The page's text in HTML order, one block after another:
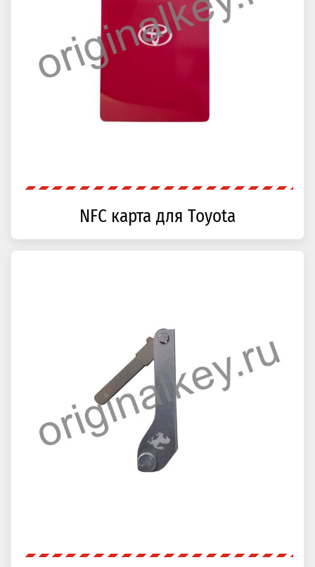
NFC карта для Toyota